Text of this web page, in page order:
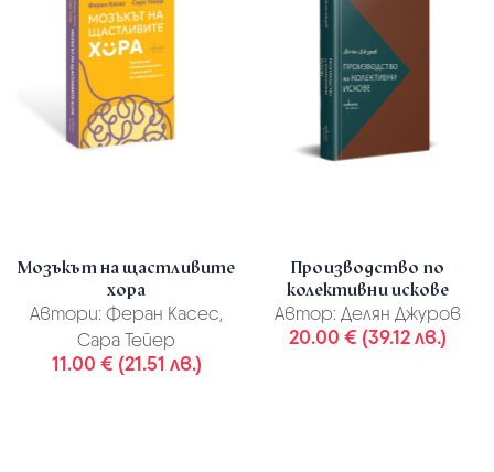
Мозъкът на щастливите
хора
Автори: Феран Касес,
Сара Тейер
11.00 € (21.51 лв.)
Производство по
колективни искове
Автор: Делян Джуров
20.00 € (39.12 лв.)